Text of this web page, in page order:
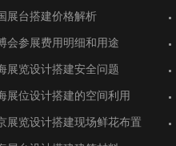
其伊斯坦布尔展台设计让展会成
学
里昂国际食品展览会展览设计
展台搭建价格解析
会参展费用明细和用途
展览设计搭建安全问题
展位设计搭建的空间利用
展览设计搭建现场鲜花布置
展台设计让新加坡参展热情高涨
廷展位搭建体现绿色农业特色
达用展台设计衬托最新产品
化工展位搭建有序完工
光伏重视展台搭建设计效果
埃森家居用品和装饰品展展台搭
其伊斯坦布尔老牌展位设计
其伊斯坦布尔展台设计让展会成
学
里昂国际食品展览会展览设计
展台搭建价格解析
会参展费用明细和用途
展览设计搭建安全问题
展位设计搭建的空间利用
展览设计搭建现场鲜花布置